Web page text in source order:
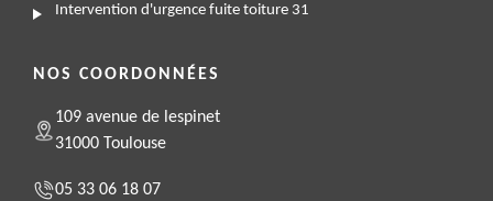
Intervention d'urgence fuite toiture 31
NOS COORDONNÉES
109 avenue de lespinet
31000 Toulouse
05 33 06 18 07